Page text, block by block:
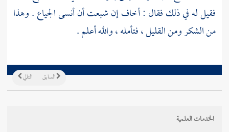
فقيل له في ذلك فقال : أخاف إن شبعت أن أنسى الجياع . وهذا
من الشكر ومن القليل ، فتأمله ، والله أعلم .
التالي السابق
الخدمات العلمية